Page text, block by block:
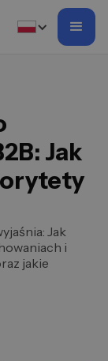
Jak
Jak
i
jakie